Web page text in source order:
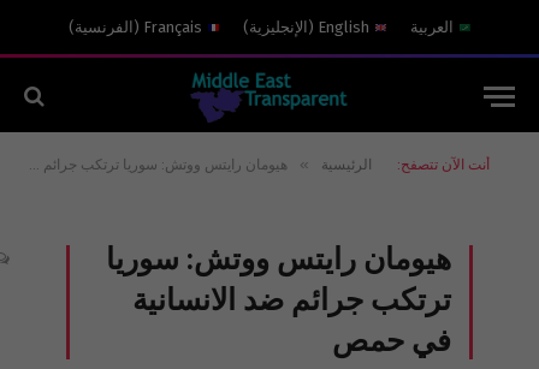
العربية English
( الإنجليزية)
Français
( الفرنسية)
أنت الآن تتصفح: الرئيسية » هيومان رايتس ووتش: سوريا ترتكب جرائم ضد الانسانية في حمص
هيومان رايتس ووتش: سوريا
ترتكب جرائم ضد الانسانية
في حمص